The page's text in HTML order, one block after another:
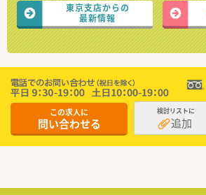
東京支店からの
最新情報
この求人に
問い合わせる
検討リストに
追加